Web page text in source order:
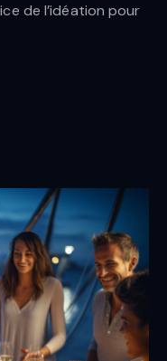
de l’idéation pour